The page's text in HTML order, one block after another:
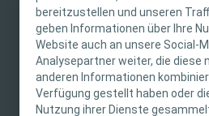
bereitzustellen und unseren
geben Informationen über Ihre
Website auch an unsere Social-
Analysepartner weiter, die diese
anderen Informationen
Verfügung gestellt haben oder
Nutzung ihrer Dienste
WICHTIGER
Diese Website richtet sich
Fachpersonen. Der Inhalt
fachliche Informations- und
Lösungsmilieu reduziert die
saure pH-Wert der Lösung,
Eisen-Komplex, führt zur
stagnativen Heilungsphase und
Produkt-Gebrauchsanweisung:
Weiterlesen